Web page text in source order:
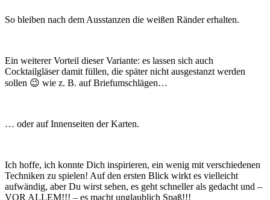
So bleiben nach dem Ausstanzen die weißen Ränder erhalten.
Ein weiterer Vorteil dieser Variante: es lassen sich auch
Cocktailgläser damit füllen, die später nicht ausgestanzt werden
sollen 😉 wie z. B. auf Briefumschlägen…
… oder auf Innenseiten der Karten.
Ich hoffe, ich konnte Dich inspirieren, ein wenig mit verschiedenen
Techniken zu spielen! Auf den ersten Blick wirkt es vielleicht
aufwändig, aber Du wirst sehen, es geht schneller als gedacht und –
VOR ALLEM!!! – es macht unglaublich Spaß!!!